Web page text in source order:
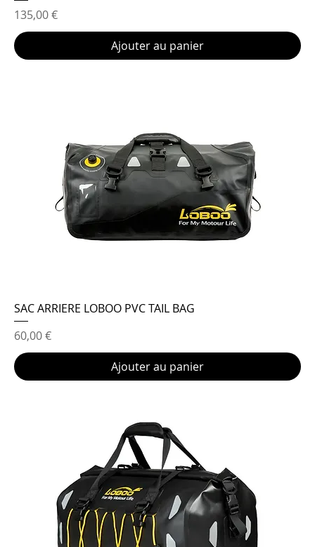
Prix
135,00 €
Ajouter au panier
SAC ARRIERE LOBOO PVC TAIL BAG
Prix
60,00 €
Ajouter au panier